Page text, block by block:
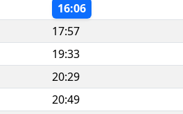
16:06
17:57
19:33
20:29
20:49